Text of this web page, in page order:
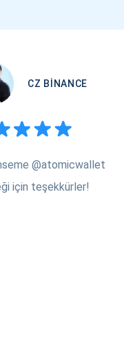
CZ BINANCE
@atomicwallet
için teşekkürler!